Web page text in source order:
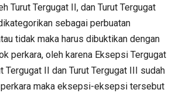
Turut Tergugat II, dan Turut Tergugat
sebagai perbuatan
tidak maka harus dibuktikan dengan
perkara, oleh karena Eksepsi Tergugat
Tergugat II dan Turut Tergugat III sudah
maka eksepsi-eksepsi tersebut